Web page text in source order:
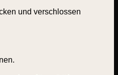
und verschlossen